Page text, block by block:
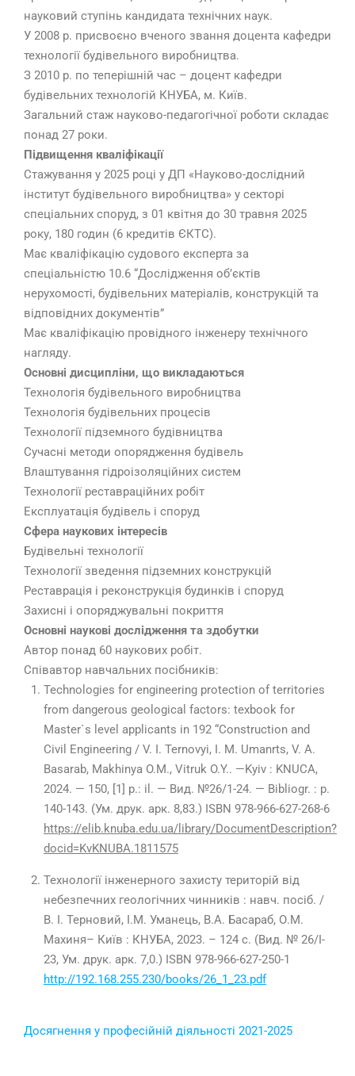
науковий ступінь кандидата технічних наук.
У 2008 р. присвоєно вченого звання доцента кафедри
технології будівельного виробництва.
З 2010 р. по теперішній час – доцент кафедри
будівельних технологій КНУБА, м. Київ.
Загальний стаж науково-педагогічної роботи складає
понад 27 роки.
Підвищення кваліфікації
Стажування у 2025 році у ДП «Науково-дослідний
інститут будівельного виробництва» у секторі
спеціальних споруд, з 01 квітня до 30 травня 2025
року, 180 годин (6 кредитів ЄКТС).
Має кваліфікацію судового експерта за
спеціальністю 10.6 “Дослідження об’єктів
нерухомості, будівельних матеріалів, конструкцій та
відповідних документів”
Має кваліфікацію провідного інженеру технічного
нагляду.
Основні дисципліни, що викладаються
Технологія будівельного виробництва
Технологія будівельних процесів
Технології підземного будівництва
Сучасні методи опорядження будівель
Влаштування гідроізоляційних систем
Технології реставраційних робіт
Експлуатація будівель і споруд
Сфера наукових інтересів
Будівельні технології
Технології зведення підземних конструкцій
Реставрація і реконструкція будинків і споруд
Захисні і опоряджувальні покриття
Основні наукові дослідження та здобутки
Автор понад 60 наукових робіт.
Співавтор навчальних посібників:
Technologies for engineering protection of territories
from dangerous geological factors: texbook for
Master`s level applicants in 192 “Сonstruction and
Civil Engineering / V. I. Ternovyi, I. M. Umanrts, V. A.
Basarab, Makhinya O.M., Vitruk O.Y.. —Kyiv : KNUCA,
2024. — 150, [1] p.: il. — Вид. №26/1-24. — Bibliogr. : p.
140-143. (Ум. друк. арк. 8,83.) ISBN 978-966-627-268-6
https://elib.knuba.edu.ua/library/DocumentDescription?
docid=KvKNUBA.1811575
Технології інженерного захисту територій від
небезпечних геологічних чинників : навч. посіб. /
В. І. Терновий, І.М. Уманець, В.А. Басараб, О.М.
Махиня– Київ : КНУБА, 2023. – 124 с. (Вид. № 26/I-
23, Ум. друк. арк. 7,0.) ISBN 978-966-627-250-1
http://192.168.255.230/books/26_1_23.pdf
Досягнення у професійній діяльності 2021-2025